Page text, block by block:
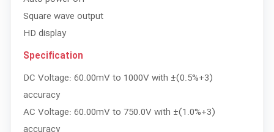
Square wave output
HD display
Specification
DC Voltage: 60.00mV to 1000V with ±(0.5%+3)
accuracy
AC Voltage: 60.00mV to 750.0V with ±(1.0%+3)